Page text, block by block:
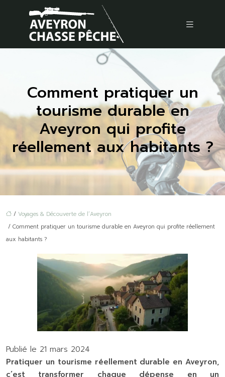
Comment pratiquer un
tourisme durable en
Aveyron qui profite
réellement aux habitants ?
/ Voyages & Découverte de l’Aveyron
/ Comment pratiquer un tourisme durable en Aveyron qui profite réellement
aux habitants ?
Publié le 21 mars 2024
Pratiquer un tourisme réellement durable en Aveyron,
c’est transformer chaque dépense en un